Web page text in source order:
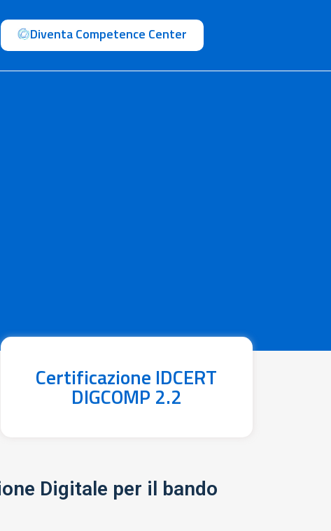
Diventa Competence Center
Certificazione IDCERT
DIGCOMP 2.2
Digitale per il bando